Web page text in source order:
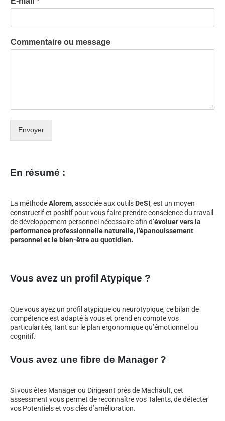
Commentaire ou message
Envoyer
En résumé :
La méthodeAlorem, associée aux outils DeSI, est un moyen
constructif et positif pour vous faire prendre conscience du travail
de développement personnel nécessaire afin d’évoluer vers la
performance professionnelle naturelle, l’épanouissement
personnel et le bien-être au quotidien.
Vous avez un profil Atypique ?
Que vous ayez un profil atypique ou neurotypique, ce bilan de
compétence est adapté à vous et prend en compte vos
particularités, tant sur le plan ergonomique qu’émotionnel ou
cognitif.
Vous avez une fibre de Manager ?
Si vous êtes Manager ou Dirigeant près de Machault, cet
assessment vous permet de reconnaître vos Talents, de détecter
vos Potentiels et vos clés d’amélioration.